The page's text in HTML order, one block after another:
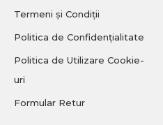
Termeni și Condiții
Politica de Confidențialitate
Politica de Utilizare Cookie-
uri
Formular Retur